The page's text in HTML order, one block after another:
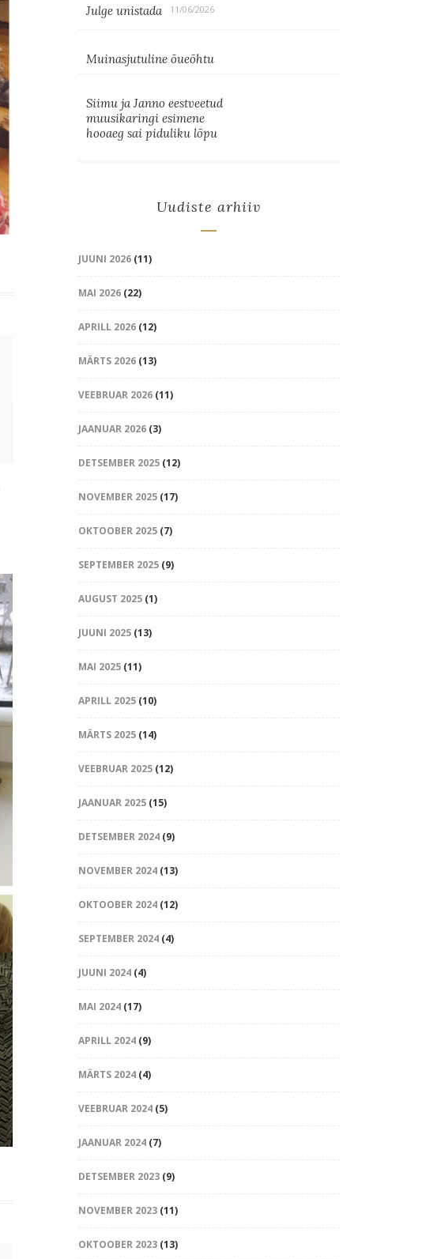
Julge unistada 11/06/2026
Muinasjutuline õueõhtu
Siimu ja Janno eestveetud
muusikaringi esimene
hooaeg sai piduliku lõpu
Uudiste arhiiv
JUUNI 2026(11)
MAI 2026(22)
APRILL 2026(12)
MÄRTS 2026(13)
VEEBRUAR 2026(11)
JAANUAR 2026(3)
DETSEMBER 2025(12)
NOVEMBER 2025(17)
OKTOOBER 2025(7)
SEPTEMBER 2025(9)
AUGUST 2025(1)
JUUNI 2025(13)
MAI 2025(11)
APRILL 2025(10)
MÄRTS 2025(14)
VEEBRUAR 2025(12)
JAANUAR 2025(15)
DETSEMBER 2024(9)
NOVEMBER 2024(13)
OKTOOBER 2024(12)
SEPTEMBER 2024(4)
JUUNI 2024(4)
MAI 2024(17)
APRILL 2024(9)
MÄRTS 2024(4)
VEEBRUAR 2024(5)
JAANUAR 2024(7)
DETSEMBER 2023(9)
NOVEMBER 2023(11)
OKTOOBER 2023(13)